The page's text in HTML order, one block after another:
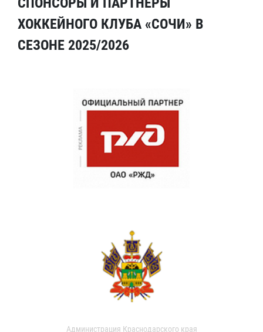
ХОККЕЙНОГО КЛУБА «СОЧИ» В
СЕЗОНЕ 2025/2026
Администрация Краснодарского края